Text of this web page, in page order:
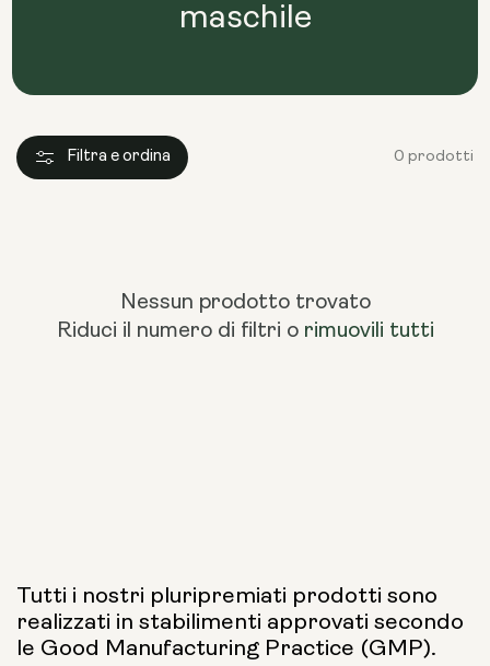
maschile
Filtra e ordina 0 prodotti
Nessun prodotto trovato
Riduci il numero di filtri o rimuovili tutti
Tutti i nostri pluripremiati prodotti sono
realizzati in stabilimenti approvati secondo
le Good Manufacturing Practice (GMP).